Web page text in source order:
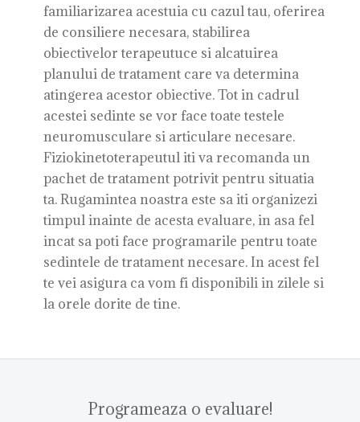
familiarizarea acestuia cu cazul tau, oferirea
de consiliere necesara, stabilirea
obiectivelor terapeutuce si alcatuirea
planului de tratament care va determina
atingerea acestor obiective. Tot in cadrul
acestei sedinte se vor face toate testele
neuromusculare si articulare necesare.
Fiziokinetoterapeutul iti va recomanda un
pachet de tratament potrivit pentru situatia
ta. Rugamintea noastra este sa iti organizezi
timpul inainte de acesta evaluare, in asa fel
incat sa poti face programarile pentru toate
sedintele de tratament necesare. In acest fel
te vei asigura ca vom fi disponibili in zilele si
la orele dorite de tine.
Programeaza o evaluare!